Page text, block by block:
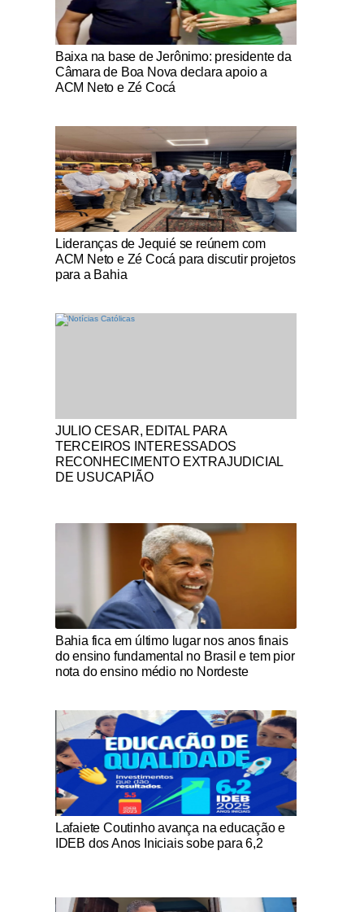
Notícias Católicas
Baixa na base de Jerônimo: presidente da
Câmara de Boa Nova declara apoio a
ACM Neto e Zé Cocá
Notícias Católicas
Lideranças de Jequié se reúnem com
ACM Neto e Zé Cocá para discutir projetos
para a Bahia
Notícias Católicas
JULIO CESAR, EDITAL PARA
TERCEIROS INTERESSADOS
RECONHECIMENTO EXTRAJUDICIAL
DE USUCAPIÃO
Notícias Católicas
Bahia fica em último lugar nos anos finais
do ensino fundamental no Brasil e tem pior
nota do ensino médio no Nordeste
Notícias Católicas
Lafaiete Coutinho avança na educação e
IDEB dos Anos Iniciais sobe para 6,2